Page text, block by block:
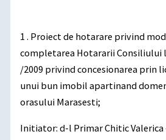
1 . Proiect de hotarare privind
completarea Hotararii Consiliului
/2009 privind concesionarea prin
unui bun imobil apartinand
orasului Marasesti;
Initiator: d-l Primar Chitic Valerica